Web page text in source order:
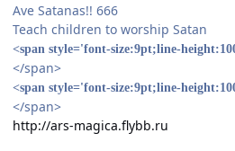
Ave Satanas!! 666
Teach children to worship Satan
<span style='font-size:9pt;line-
</span>
<span style='font-size:9pt;line-
</span>
http://ars-magica.flybb.ru